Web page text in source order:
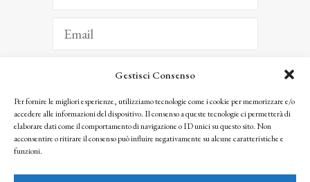
Gestisci Consenso
Per fornire le migliori esperienze, utilizziamo tecnologie come i cookie per memorizzare e/o
accedere alle informazioni del dispositivo. Il consenso a queste tecnologie ci permetterà di
elaborare dati come il comportamento di navigazione o ID unici su questo sito. Non
acconsentire o ritirare il consenso può influire negativamente su alcune caratteristiche e
funzioni.
ISCRIVITI
Facendo clic per iscriverti, riconosci che le tue informazioni saranno trattate
seguendo la nostra Privacy Policy
© 2025 Istituto Matteucci. All right reserved
l’autorizzazione scritta dei proprietari dei diritti e dell’Istituto Matteucci